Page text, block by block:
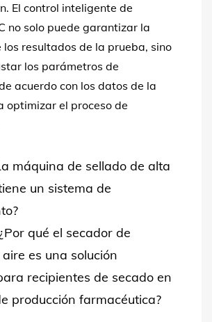
El control inteligente de
no solo puede garantizar la
los resultados de la prueba, sino
los parámetros de
acuerdo con los datos de la
optimizar el proceso de
máquina de sellado de alta
un sistema de
qué el secador de
es una solución
recipientes de secado en
producción farmacéutica?